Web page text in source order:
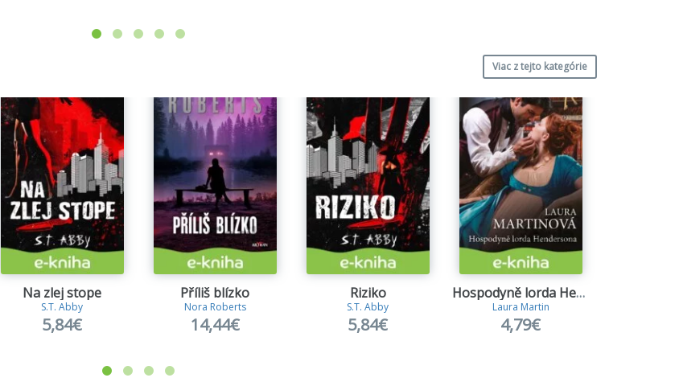
Viac z tejto kategórie
Na zlej stope
S.T. Abby
5,84€
Příliš blízko
Nora Roberts
14,44€
Riziko
S.T. Abby
5,84€
Hospodyně lorda Hendersona
Laura Martin
4,79€